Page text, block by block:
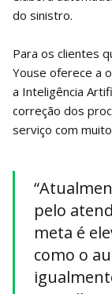
do sinistro.
Para os clientes
Youse oferece a
a Inteligência
correção dos
serviço com
pelo
meta é
como o